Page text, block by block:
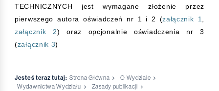
TECHNICZNYCH
jest wymagane złożenie przez
pierwszego autora oświadczeń nr 1 i 2 (załącznik 1,
załącznik 2) oraz opcjonalnie oświadczenia nr 3
(załącznik 3)
Jesteś teraz tutaj: Strona Główna
O Wydziale
Wydawnictwa Wydziału
Zasady publikacji